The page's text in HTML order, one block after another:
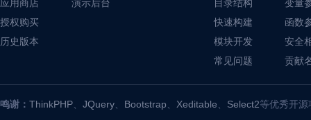
应用商店
演示后台
授权购买
历史版本
目录结构
变量
快速构建
函数
模块开发
安全
常见问题
贡献
鸣谢： ThinkPHP JQuery Bootstrap Xeditable Select2等优秀开源